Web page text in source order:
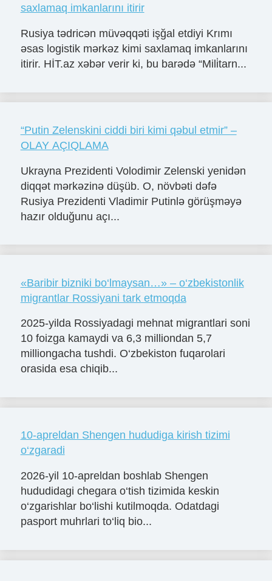
saxlamaq imkanlarını itirir
Rusiya tədricən müvəqqəti işğal etdiyi Krımı
əsas logistik mərkəz kimi saxlamaq imkanlarını
itirir. HİT.az xəbər verir ki, bu barədə “Mili̇tarn...
“Putin Zelenskini ciddi biri kimi qəbul etmir” –
OLAY AÇIQLAMA
Ukrayna Prezidenti Volodimir Zelenski yenidən
diqqət mərkəzinə düşüb. O, növbəti dəfə
Rusiya Prezidenti Vladimir Putinlə görüşməyə
hazır olduğunu açı...
«Baribir bizniki bo‘lmaysan…» – o‘zbekistonlik
migrantlar Rossiyani tark etmoqda
2025-yilda Rossiyadagi mehnat migrantlari soni
10 foizga kamaydi va 6,3 milliondan 5,7
milliongacha tushdi. O‘zbekiston fuqarolari
orasida esa chiqib...
10-apreldan Shengen hududiga kirish tizimi
o‘zgaradi
2026-yil 10-apreldan boshlab Shengen
hududidagi chegara o‘tish tizimida keskin
o‘zgarishlar bo‘lishi kutilmoqda. Odatdagi
pasport muhrlari to‘liq bio...